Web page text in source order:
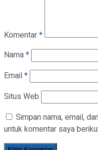
Komentar*
Nama*
Email*
Situs Web
Simpan nama, email,
untuk komentar saya